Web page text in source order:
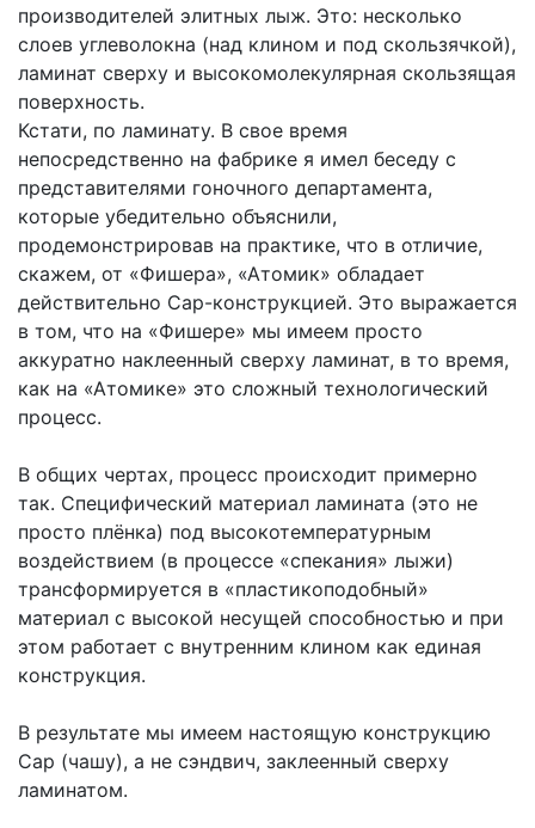
производителей элитных лыж. Это: несколько
слоев углеволокна (над клином и под скользячкой),
ламинат сверху и высокомолекулярная скользящая
поверхность.
Кстати, по ламинату. В свое время
непосредственно на фабрике я имел беседу с
представителями гоночного департамента,
которые убедительно объяснили,
продемонстрировав на практике, что в отличие,
скажем, от «Фишера», «Атомик» обладает
действительно Сар-конструкцией. Это выражается
в том, что на «Фишере» мы имеем просто
аккуратно наклеенный сверху ламинат, в то время,
как на «Атомике» это сложный технологический
процесс.
В общих чертах, процесс происходит примерно
так. Специфический материал ламината (это не
просто плёнка) под высокотемпературным
воздействием (в процессе «спекания» лыжи)
трансформируется в «пластикоподобный»
материал с высокой несущей способностью и при
этом работает с внутренним клином как единая
конструкция.
В результате мы имеем настоящую конструкцию
Сар (чашу), а не сэндвич, заклеенный сверху
ламинатом.